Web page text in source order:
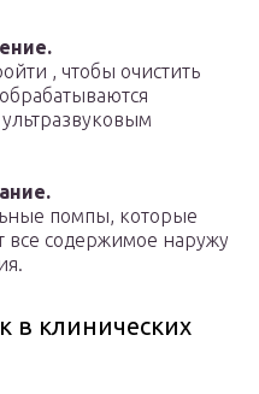
, чтобы очистить
помпы, которые
все содержимое наружу
в клинических